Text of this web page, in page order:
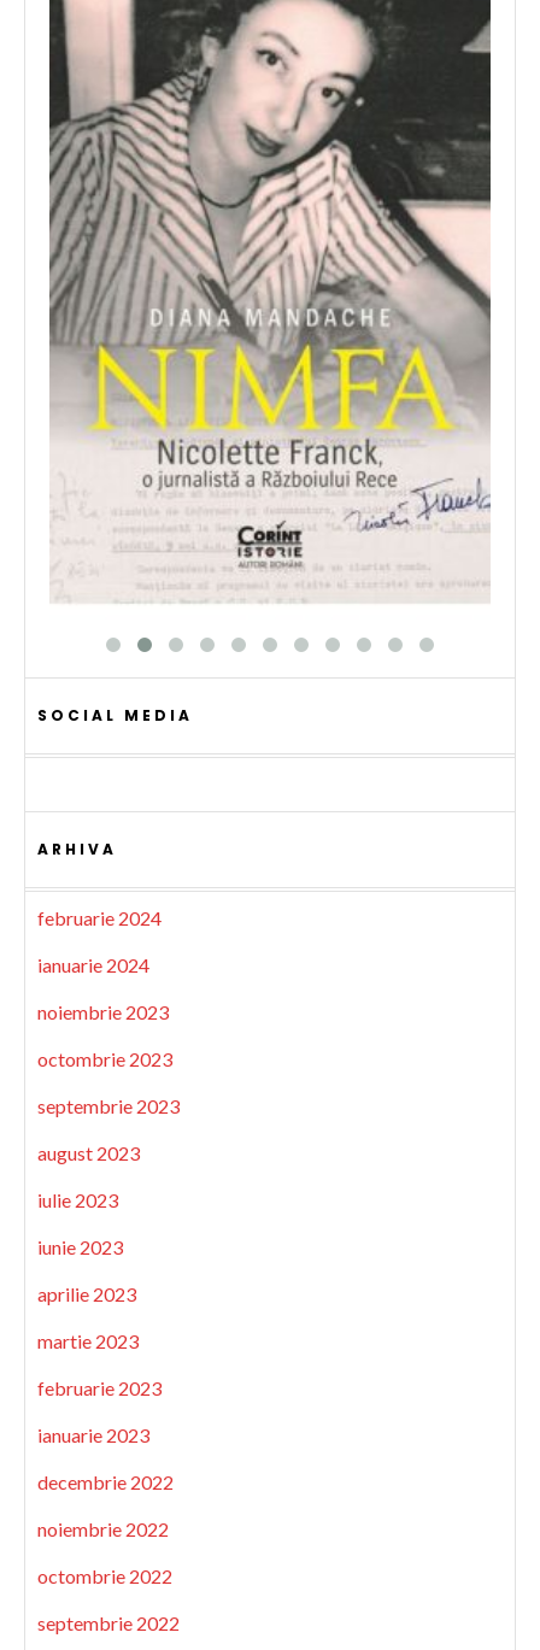
SOCIAL MEDIA
ARHIVA
februarie 2024
ianuarie 2024
noiembrie 2023
octombrie 2023
septembrie 2023
august 2023
iulie 2023
iunie 2023
aprilie 2023
martie 2023
februarie 2023
ianuarie 2023
decembrie 2022
noiembrie 2022
octombrie 2022
septembrie 2022